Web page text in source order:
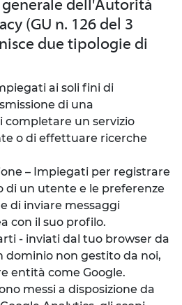
dell'Autorità
(GU n. 126 del 3
due tipologie di
ai soli fini di
di una
completare un servizio
o di effettuare ricerche
– Impiegati per registrare
di un utente e le preferenze
di inviare messaggi
con il suo profilo.
- inviati dal tuo browser da
dominio non gestito da noi,
entità come Google.
messi a disposizione da